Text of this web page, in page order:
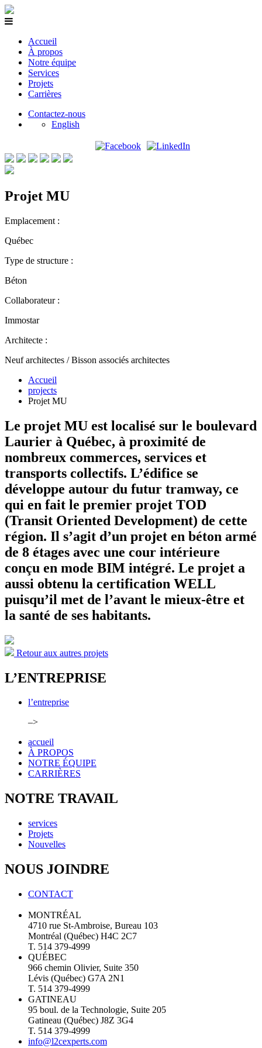
Accueil
À propos
Notre équipe
Services
Projets
Carrières
Contactez-nous
English
Projet MU
Emplacement :
Québec
Type de structure :
Béton
Collaborateur :
Immostar
Architecte :
Neuf architectes / Bisson associés architectes
Accueil
projects
Projet MU
Le projet MU est localisé sur le boulevard
Laurier à Québec, à proximité de
nombreux commerces, services et
transports collectifs. L’édifice se
développe autour du futur tramway, ce
qui en fait le premier projet TOD
(Transit Oriented Development) de cette
région. Il s’agit d’un projet en béton armé
de 8 étages avec une cour intérieure
conçu en mode BIM intégré. Le projet a
aussi obtenu la certification WELL
puisqu’il met de l’avant le mieux-être et
la santé de ses habitants.
Retour aux autres projets
L’ENTREPRISE
l’entreprise
–>
accueil
À PROPOS
NOTRE ÉQUIPE
CARRIÈRES
NOTRE TRAVAIL
services
Projets
Nouvelles
NOUS JOINDRE
CONTACT
MONTRÉAL
4710 rue St-Ambroise, Bureau 103
Montréal (Québec) H4C 2C7
T. 514 379-4999
QUÉBEC
966 chemin Olivier, Suite 350
Lévis (Québec) G7A 2N1
T. 514 379-4999
GATINEAU
95 boul. de la Technologie, Suite 205
Gatineau (Québec) J8Z 3G4
T. 514 379-4999
info@l2cexperts.com